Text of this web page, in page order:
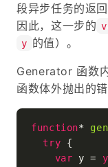
段异步任务的返
因此，这一步的
y 的值）。
Generator 函数
函数体外抛出的错
function* gen
try {
var y =